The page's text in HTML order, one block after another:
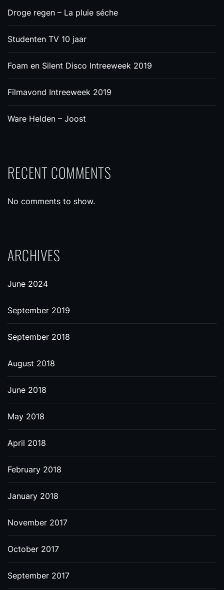
Droge regen – La pluie séche
Studenten TV 10 jaar
Foam en Silent Disco Intreeweek 2019
Filmavond Intreeweek 2019
Ware Helden – Joost
RECENT COMMENTS
No comments to show.
ARCHIVES
June 2024
September 2019
September 2018
August 2018
June 2018
May 2018
April 2018
February 2018
January 2018
November 2017
October 2017
September 2017